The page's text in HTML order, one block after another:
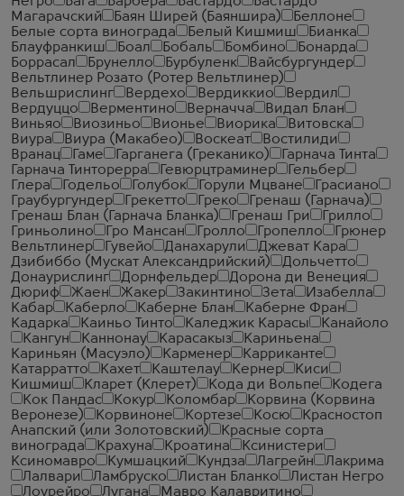
Магарачский
Баян Ширей (Баяншира)
Беллоне
Белые сорта винограда
Белый Кишмиш
Бианка
Блауфранкиш
Боал Бобаль Бомбино
Бонарда
Боррасал
Брунелло Бурбуленк
Вайсбургундер
Вельтлинер Розато (Ротер Вельтлинер)
Вельшрислинг
Вердехо Вердиккио
Вердил
Вердуццо
Верментино Верначча
Видал Блан
Виньяо
Виозиньо Вионье Виорика
Витовска
Виура
Виура (Макабео) Воскеат
Востилиди
Вранац
Гаме Гарганега (Греканико)
Гарнача Тинта
Гарнача Тинторерра
Гевюрцтраминер
Гельбер
Глера
Годельо Голубок Горули Мцване
Грасиано
Граубургундер
Грекетто Греко
Гренаш (Гарнача)
Гренаш Блан (Гарнача Бланка)
Гренаш Гри
Грилло
Гриньолино
Гро Мансан Гролло Гропелло
Грюнер
Вельтлинер
Гувейо Данахарули
Джеват Кара
Дзибиббо (Мускат Александрийский)
Дольчетто
Донаурислинг
Дорнфельдер
Дорона ди Венеция
Дюриф
Жаен Жакер Закинтино Зета
Изабелла
Кабар
Каберло Каберне Блан
Каберне Фран
Кадарка
Каиньо Тинто Каледжик Карасы
Канайоло
Кангун
Каннонау Карасакыз
Кариньена
Кариньян (Масуэло)
Карменер
Карриканте
Катарратто
Кахет Каштелау Кернер
Киси
Кишмиш
Кларет (Клерет) Кода ди Вольпе
Кодега
Кок Пандас
Кокур Коломбар
Корвина (Корвина
Веронезе)
Корвиноне Кортезе Косю
Красностоп
Анапский (или Золотовский)
Красные сорта
винограда
Крахуна Кроатина
Ксинистери
Ксиномавро
Кумшацкий Кундза Лагрейн
Лакрима
Лалвари
Ламбруско Листан Бланко
Листан Негро
Лоурейро
Лугана
Мавро Калавритино